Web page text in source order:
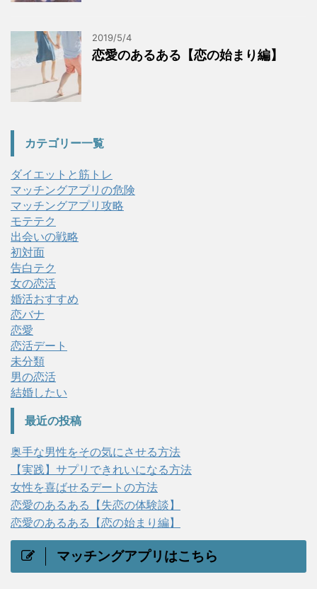
2019/5/4
恋愛のあるある【恋の始まり編】
カテゴリー一覧
ダイエットと筋トレ
マッチングアプリの危険
マッチングアプリ攻略
モテテク
出会いの戦略
初対面
告白テク
女の恋活
婚活おすすめ
恋バナ
恋愛
恋活デート
未分類
男の恋活
結婚したい
最近の投稿
奥手な男性をその気にさせる方法
【実践】サプリできれいになる方法
女性を喜ばせるデートの方法
恋愛のあるある【失恋の体験談】
恋愛のあるある【恋の始まり編】
マッチングアプリはこちら